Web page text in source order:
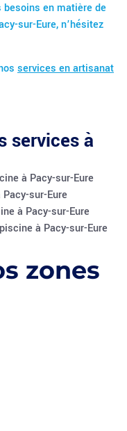
besoins en matière de
sur-Eure, n’hésitez
services en artisanat
services à
à Pacy-sur-Eure
sur-Eure
à Pacy-sur-Eure
à Pacy-sur-Eure
zones